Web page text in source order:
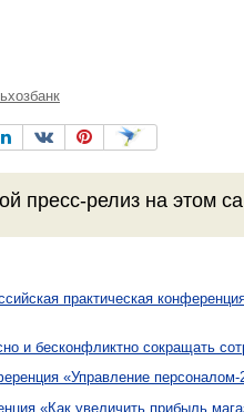
пресс-релиз на этом
практическая
и бесконфликтно сокращать
«Управление персоналом-
«Как увеличить прибыль